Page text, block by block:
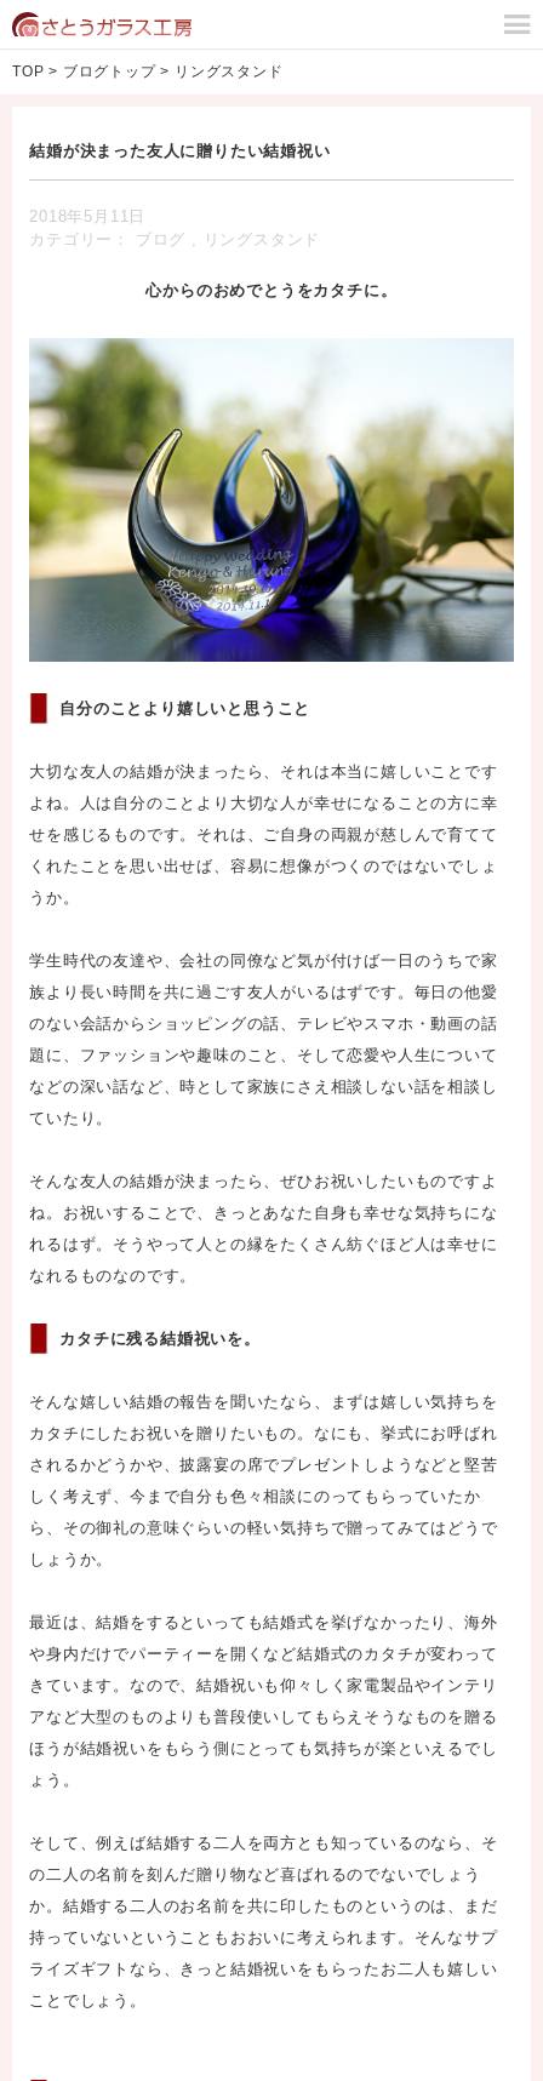
TOP > ブログトップ> リングスタンド
結婚が決まった友人に贈りたい結婚祝い
2018年5月11日
カテゴリー： ブログ , リングスタンド
心からのおめでとうをカタチに。
自分のことより嬉しいと思うこと
大切な友人の結婚が決まったら、それは本当に嬉しいことです
よね。人は自分のことより大切な人が幸せになることの方に幸
せを感じるものです。それは、ご自身の両親が慈しんで育てて
くれたことを思い出せば、容易に想像がつくのではないでしょ
うか。
学生時代の友達や、会社の同僚など気が付けば一日のうちで家
族より長い時間を共に過ごす友人がいるはずです。毎日の他愛
のない会話からショッピングの話、テレビやスマホ・動画の話
題に、ファッションや趣味のこと、そして恋愛や人生について
などの深い話など、時として家族にさえ相談しない話を相談し
ていたり。
そんな友人の結婚が決まったら、ぜひお祝いしたいものですよ
ね。お祝いすることで、きっとあなた自身も幸せな気持ちにな
れるはず。そうやって人との縁をたくさん紡ぐほど人は幸せに
なれるものなのです。
カタチに残る結婚祝いを。
そんな嬉しい結婚の報告を聞いたなら、まずは嬉しい気持ちを
カタチにしたお祝いを贈りたいもの。なにも、挙式にお呼ばれ
されるかどうかや、披露宴の席でプレゼントしようなどと堅苦
しく考えず、今まで自分も色々相談にのってもらっていたか
ら、その御礼の意味ぐらいの軽い気持ちで贈ってみてはどうで
しょうか。
最近は、結婚をするといっても結婚式を挙げなかったり、海外
や身内だけでパーティーを開くなど結婚式のカタチが変わって
きています。なので、結婚祝いも仰々しく家電製品やインテリ
アなど大型のものよりも普段使いしてもらえそうなものを贈る
ほうが結婚祝いをもらう側にとっても気持ちが楽といえるでし
ょう。
そして、例えば結婚する二人を両方とも知っているのなら、そ
の二人の名前を刻んだ贈り物など喜ばれるのでないでしょう
か。結婚する二人のお名前を共に印したものというのは、まだ
持っていないということもおおいに考えられます。そんなサプ
ライズギフトなら、きっと結婚祝いをもらったお二人も嬉しい
ことでしょう。